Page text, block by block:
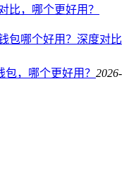
比，哪个更好用？
包哪个好用？深度对比
包，哪个更好用？ 2026-